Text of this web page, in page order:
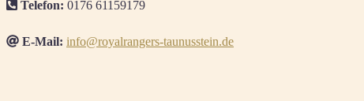
Telefon: 0176 61159179
E-Mail: info@royalrangers-taunusstein.de